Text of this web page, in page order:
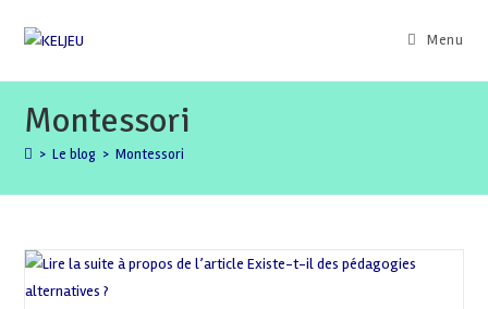
Menu
Montessori
> Le blog > Montessori